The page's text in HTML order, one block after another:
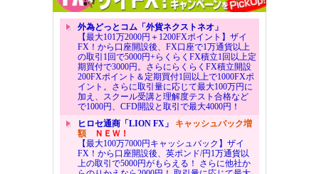
外為どっとコム「外貨ネクストネオ」
【最大101万2000円＋1200FXポイント】ザイ
FX！から口座開設後、FX口座で1万通貨以上
の取引1回で5000円+らくらくFX積立1回以上定
期買付で3000円。さらにらくらくFX積立開設
200FXポイント＆定期買付1回以上で1000FXポ
イント。さらに取引量に応じて最大100万円に
加え、スクール受講と理解度テスト合格など
で1000円、CFD開設と取引で最大4000円！
ヒロセ通商「LION FX」 キャッシュバック増
額ＮＥＷ！
【最大100万7000円キャッシュバック】ザイ
FX！から口座開設後、英ポンド/円1万通貨以
上の取引で5000円がもらえる！ さらに他社か